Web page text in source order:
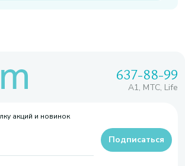
637-88-99
A1, МТС, Life
акций и новинок
Подписаться